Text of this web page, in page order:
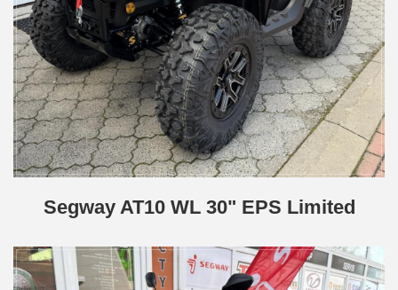
Segway AT10 WL 30" EPS Limited